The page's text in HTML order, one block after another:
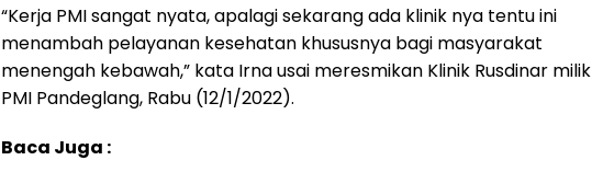
“Kerja PMI sangat nyata, apalagi sekarang ada klinik nya tentu ini
menambah pelayanan kesehatan khususnya bagi masyarakat
menengah kebawah,” kata Irna usai meresmikan Klinik Rusdinar milik
PMI Pandeglang, Rabu (12/1/2022).
Baca Juga :